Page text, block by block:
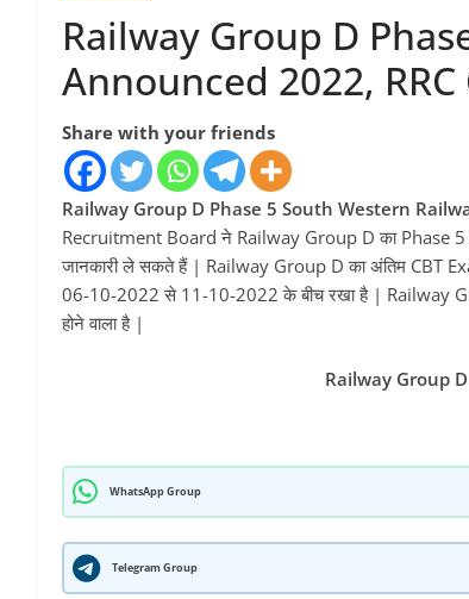
Railway Group D
Announced 2022, RRC
Share with your friends
Railway Group D Phase 5 South Western
Recruitment Board ने Railway Group D का Phase 5
जानकारी ले सकते हैं | Railway Group D का अंतिम CBT
06-10-2022 से 11-10-2022 के बीच रखा है | Railway
होने वाला है |
Railway Group
WhatsApp Group
Telegram Group